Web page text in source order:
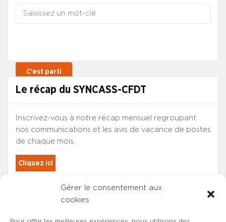
Gérer le consentement aux
cookies
Le récap du SYNCASS-CFDT
Inscrivez-vous à notre récap mensuel regroupant
nos communications et les avis de vacance de postes
de chaque mois.
Cliquez ici
Les adhérents du SYNCASS-CFDT
sont automatiquement inscrits.